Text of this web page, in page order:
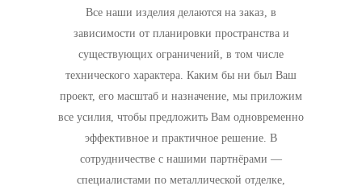
Все наши изделия делаются на заказ, в
зависимости от планировки пространства и
существующих ограничений, в том числе
технического характера. Каким бы ни был Ваш
проект, его масштаб и назначение, мы приложим
все усилия, чтобы предложить Вам одновременно
эффективное и практичное решение. В
сотрудничестве с нашими партнёрами —
специалистами по металлической отделке,